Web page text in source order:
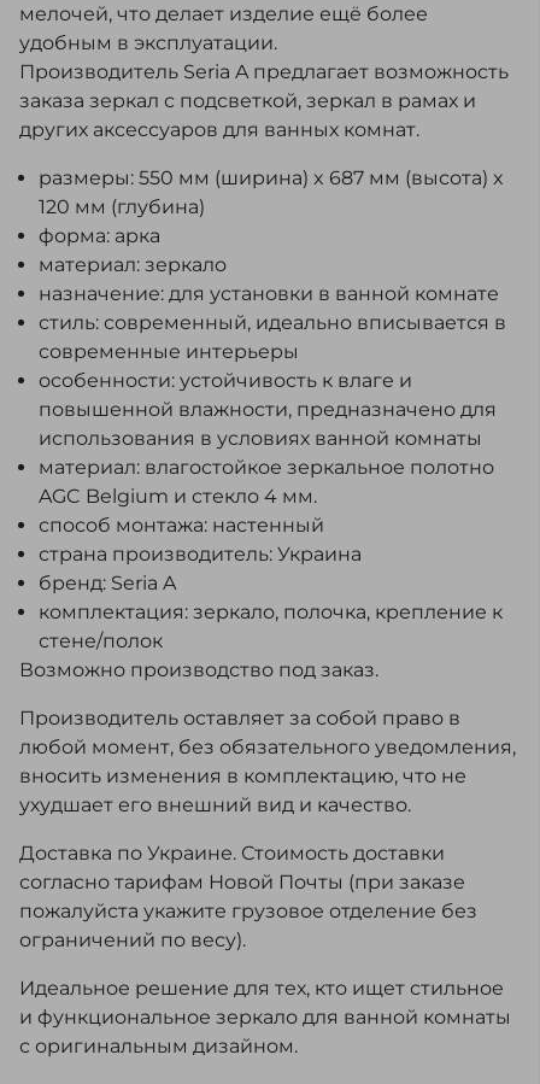
мелочей, что делает изделие ещё более
удобным в эксплуатации.
Производитель Seria A предлагает возможность
заказа зеркал с подсветкой, зеркал в рамах и
других аксессуаров для ванных комнат.
размеры: 550 мм (ширина) x 687 мм (высота) x
120 мм (глубина)
форма: арка
материал: зеркало
назначение: для установки в ванной комнате
стиль: современный, идеально вписывается в
современные интерьеры
особенности: устойчивость к влаге и
повышенной влажности, предназначено для
использования в условиях ванной комнаты
материал: влагостойкое зеркальное полотно
AGC Belgium и стекло 4 мм.
способ монтажа: настенный
страна производитель: Украина
бренд: Seria A
комплектация: зеркало, полочка, крепление к
стене/полок
Возможно производство под заказ.
Производитель оставляет за собой право в
любой момент, без обязательного уведомления,
вносить изменения в комплектацию, что не
ухудшает его внешний вид и качество.
Доставка по Украине. Стоимость доставки
согласно тарифам Новой Почты (при заказе
пожалуйста укажите грузовое отделение без
ограничений по весу).
Идеальное решение для тех, кто ищет стильное
и функциональное зеркало для ванной комнаты
с оригинальным дизайном.